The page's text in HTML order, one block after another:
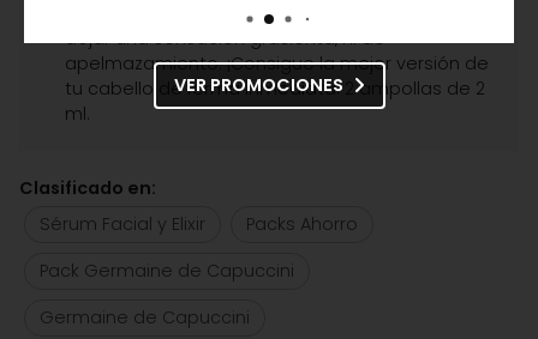
se verá sana y libre de encrespamiento, sin
dejar una sensación grasienta, ni de
apelmazamiento. ¡Consigue la mejor versión de
tu cabello de forma inmediata! 2 ampollas de 2
ml.
Clasificado en:
Sérum Facial y Elixir
Packs Ahorro
Pack Germaine de Capuccini
Germaine de Capuccini
VER PROMOCIONES